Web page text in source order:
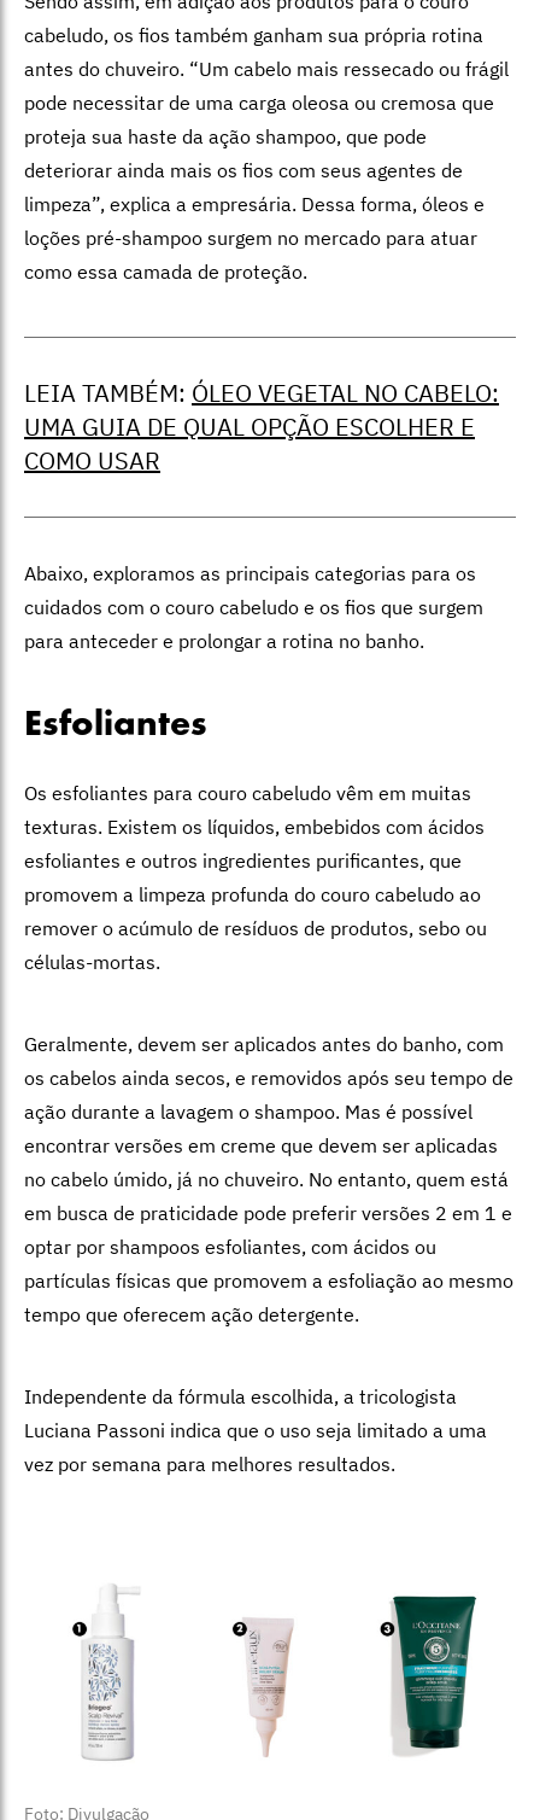
cabeludo, os fios também ganham sua própria rotina
antes do chuveiro. “Um cabelo mais ressecado ou frágil
pode necessitar de uma carga oleosa ou cremosa que
proteja sua haste da ação shampoo, que pode
deteriorar ainda mais os fios com seus agentes de
limpeza”, explica a empresária. Dessa forma, óleos e
loções pré-shampoo surgem no mercado para atuar
como essa camada de proteção.
LEIA TAMBÉM: ÓLEO VEGETAL NO CABELO:
UMA GUIA DE QUAL OPÇÃO ESCOLHER E
COMO USAR
Abaixo, exploramos as principais categorias para os
cuidados com o couro cabeludo e os fios que surgem
para anteceder e prolongar a rotina no banho.
Esfoliantes
Os esfoliantes para couro cabeludo vêm em muitas
texturas. Existem os líquidos, embebidos com ácidos
esfoliantes e outros ingredientes purificantes, que
promovem a limpeza profunda do couro cabeludo ao
remover o acúmulo de resíduos de produtos, sebo ou
células-mortas.
Geralmente, devem ser aplicados antes do banho, com
os cabelos ainda secos, e removidos após seu tempo de
ação durante a lavagem o shampoo. Mas é possível
encontrar versões em creme que devem ser aplicadas
no cabelo úmido, já no chuveiro. No entanto, quem está
em busca de praticidade pode preferir versões 2 em 1 e
optar por shampoos esfoliantes, com ácidos ou
partículas físicas que promovem a esfoliação ao mesmo
tempo que oferecem ação detergente.
Independente da fórmula escolhida, a tricologista
Luciana Passoni indica que o uso seja limitado a uma
vez por semana para melhores resultados.
Foto: Divulgação